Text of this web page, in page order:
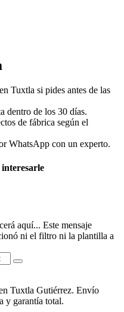
Tuxtla si pides antes de las
dentro de los 30 días.
de fábrica según el
WhatsApp con un experto.
aquí... Este mensaje
ni el filtro ni la plantilla a
Tuxtla Gutiérrez. Envío
y garantía total.